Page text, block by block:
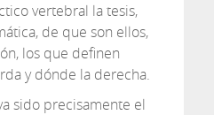
vertebral la tesis,
de que son ellos,
los que definen
y dónde la derecha.
sido precisamente el